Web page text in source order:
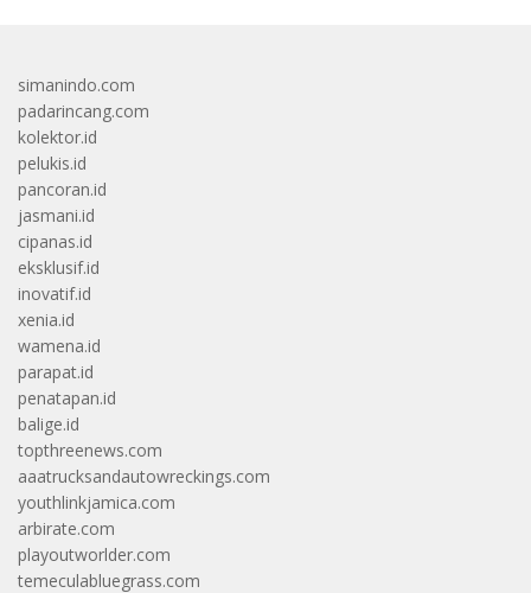
simanindo.com
padarincang.com
kolektor.id
pelukis.id
pancoran.id
jasmani.id
cipanas.id
eksklusif.id
inovatif.id
xenia.id
wamena.id
parapat.id
penatapan.id
balige.id
topthreenews.com
aaatrucksandautowreckings.com
youthlinkjamica.com
arbirate.com
playoutworlder.com
temeculabluegrass.com